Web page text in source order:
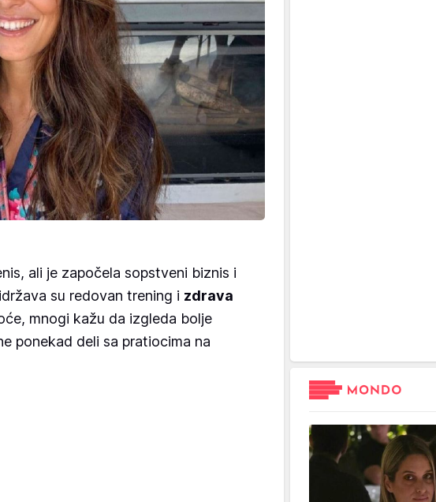
ali je započela sopstveni biznis i
su redovan trening i zdrava
mnogi kažu da izgleda bolje
ponekad deli sa pratiocima na